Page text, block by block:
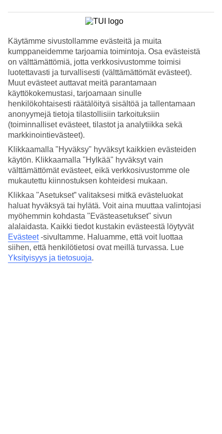
10/21
11/21
12/21
13/21
14/21
15/21
Käytämme sivustollamme evästeitä ja muita
kumppaneidemme tarjoamia toimintoja. Osa evästeistä
on välttämättömiä, jotta verkkosivustomme toimisi
luotettavasti ja turvallisesti (välttämättömät evästeet).
Muut evästeet auttavat meitä parantamaan
käyttökokemustasi, tarjoamaan sinulle
henkilökohtaisesti räätälöityä sisältöä ja tallentamaan
anonyymejä tietoja tilastollisiin tarkoituksiin
(toiminnalliset evästeet, tilastot ja analytiikka sekä
markkinointievästeet).
Klikkaamalla "Hyväksy" hyväksyt kaikkien evästeiden
käytön. Klikkaamalla "Hylkää" hyväksyt vain
välttämättömät evästeet, eikä verkkosivustomme ole
mukautettu kiinnostuksen kohteidesi mukaan.
Klikkaa "Asetukset” valitaksesi mitkä evästeluokat
haluat hyväksyä tai hylätä. Voit aina muuttaa valintojasi
myöhemmin kohdasta "Evästeasetukset" sivun
alalaidasta. Kaikki tiedot kustakin evästeestä löytyvät
Evästeet-sivultamme. Haluamme, että voit luottaa
siihen, että henkilötietosi ovat meillä turvassa. Lue
Yksityisyys ja tietosuoja.